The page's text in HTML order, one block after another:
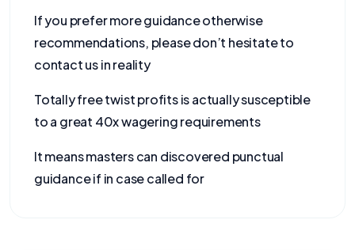
If you prefer more guidance otherwise
recommendations, please don’t hesitate to
contact us in reality
Totally free twist profits is actually susceptible
to a great 40x wagering requirements
It means masters can discovered punctual
guidance if in case called for